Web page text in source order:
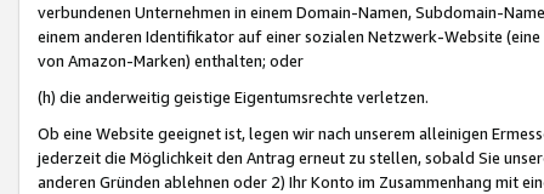
verbundenen Unternehmen in einem Domain-Namen, Subdomain-
einem anderen Identifikator auf einer sozialen Netzwerk-Website
von Amazon-Marken) enthalten; oder
(h) die anderweitig geistige Eigentumsrechte verletzen.
Ob eine Website geeignet ist, legen wir nach unserem alleinigen
jederzeit die Möglichkeit den Antrag erneut zu stellen, sobald Sie
anderen Gründen ablehnen oder 2) Ihr Konto im Zusammenhang mit